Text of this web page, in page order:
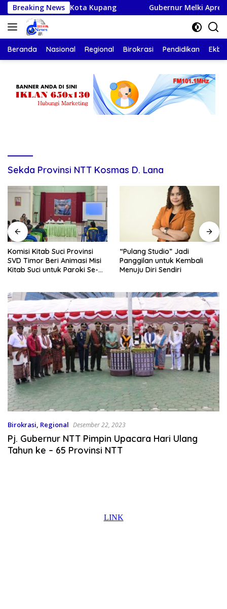
Langsung
ke
konten
Breaking News
Kota Kupang Gubernur Melki Apresiasi PKS
Beranda Nasional Regional Birokrasi Pendidikan Ekbis
Sekda Provinsi NTT Kosmas D. Lana
Komisi Kitab Suci Provinsi
SVD Timor Beri Animasi Misi
Kitab Suci untuk Paroki Se-
“Pulang Studio” Jadi
Panggilan untuk Kembali
Menuju Diri Sendiri
Birokrasi, Regional Desember 22, 2023
Pj. Gubernur NTT Pimpin Upacara Hari Ulang
Tahun ke – 65 Provinsi NTT